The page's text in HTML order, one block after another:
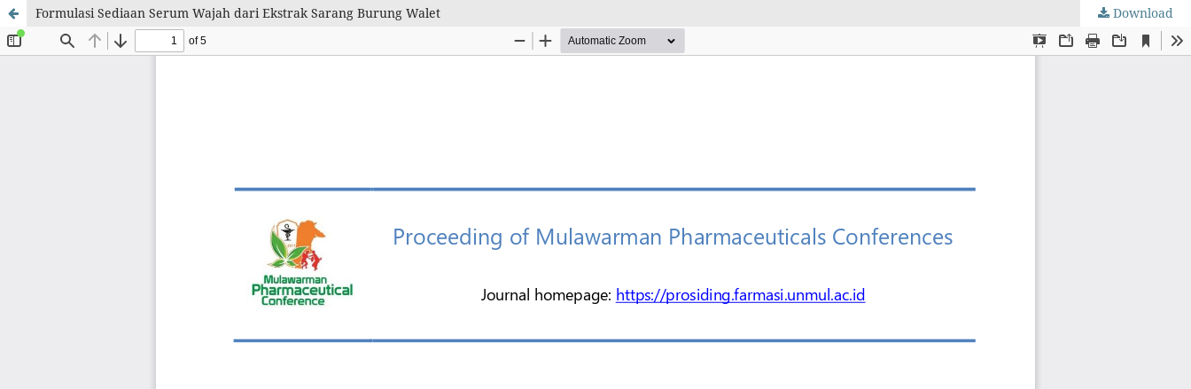
Formulasi Sediaan Serum Wajah dari Ekstrak Sarang Burung Walet Download